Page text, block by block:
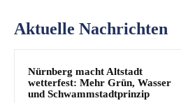
Aktuelle Nachrichten
Nürnberg macht Altstadt
wetterfest: Mehr Grün, Wasser
und Schwammstadtprinzip